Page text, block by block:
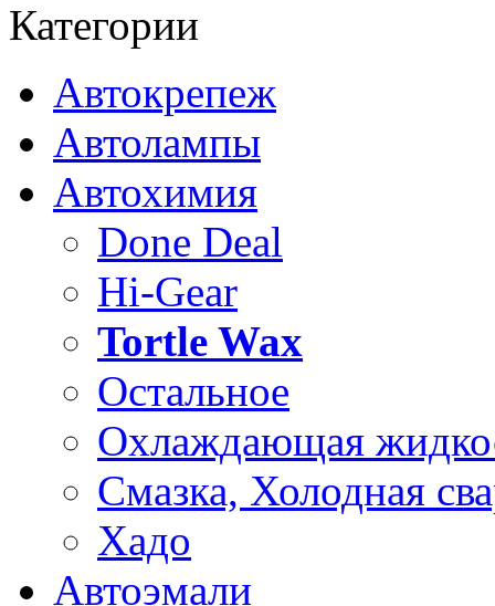
Категории
Автокрепеж
Автолампы
Автохимия
Done Deal
Hi-Gear
Tortle Wax
Остальное
Охлаждающая
Смазка, Холодная
Хадо
Автоэмали